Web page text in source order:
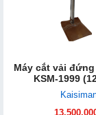
Máy cắt vải
KSM-1999